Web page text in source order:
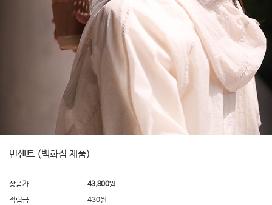
빈센트 (백화점 제품)
상품가 43,800원
적립금
430원